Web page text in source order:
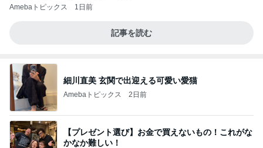
Amebaトピックス 1日前
記事を読む
細川直美 玄関で出迎える可愛い愛猫
Amebaトピックス 2日前
【プレゼント選び】お金で買えないもの！これがな
かなか難しい！